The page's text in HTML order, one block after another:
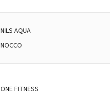
NILS AQUA
NOCCO
ONE FITNESS